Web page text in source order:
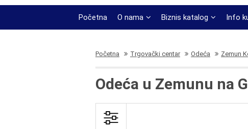
Početna O nama Biznis katalog Info
Početna Trgovački centar Odeća Zemun
Odeća u Zemunu na